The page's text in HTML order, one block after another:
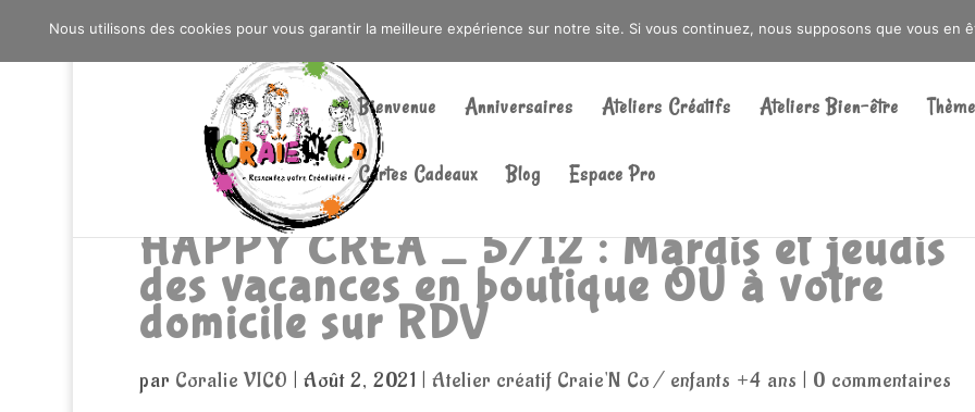
0603176412 - RDV CHEZ SO WATT À SAINT ANDRÉ OU DANS LA MÉTROPOLE LILLOISE CRAIENCO@GMAIL.COM
Bienvenue Anniversaires Ateliers Créatifs Ateliers Bien-être
Cartes Cadeaux Blog Espace Pro
Recherche
produits
HAPPY CREA _ 5/12 : Mardis et jeudis
des vacances en boutique OU à votre
domicile sur RDV
par Coralie VICO | Août 2, 2021 | Atelier créatif Craie'N Co / enfants +4 ans | 0 commentaires
Nous utilisons des cookies pour vous garantir la meilleure expérience sur notre site. Si vous continuez, nous supposons que vous en